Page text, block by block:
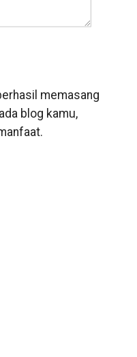
memasang
blog kamu,